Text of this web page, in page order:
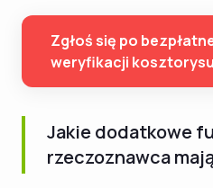
Zgłoś się po
weryfikacji kosztorysu
Jakie dodatkowe
rzeczoznawca